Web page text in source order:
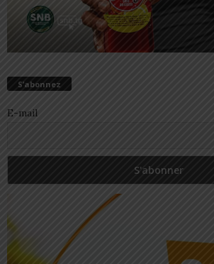
S’abonnez
E-mail